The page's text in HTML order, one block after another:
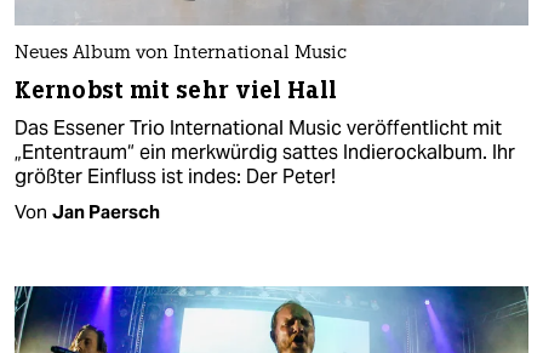
Neues Album von International Music
Kernobst mit sehr viel Hall
Das Essener Trio International Music veröffentlicht mit
„Ententraum“ ein merkwürdig sattes Indierockalbum. Ihr
größter Einfluss ist indes: Der Peter!
Von Jan Paersch